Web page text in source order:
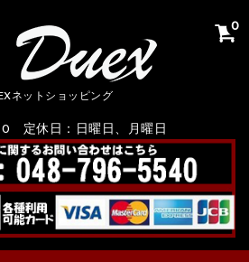
ネットショッピング
定休日：日曜日、月曜日
0